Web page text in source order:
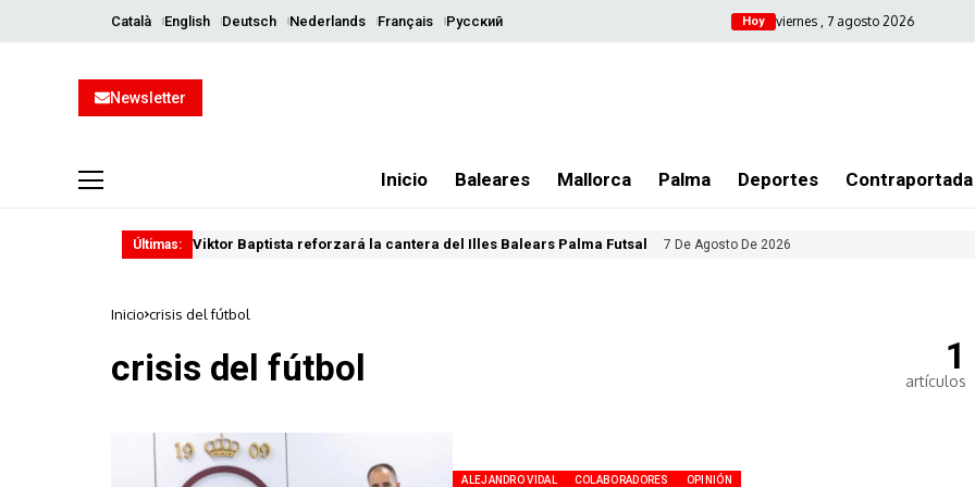
Català English Deutsch Nederlands Français Русский Hoy viernes , 7 agosto 2026
Newsletter
Inicio Baleares Mallorca Palma Deportes Contraportada
Últimas: Viktor Baptista reforzará la cantera del Illes Balears Palma Futsal 7 De Agosto De 2026
Inicio crisis del fútbol
crisis del fútbol 1
artículos
ALEJANDRO VIDAL COLABORADORES OPINIÓN